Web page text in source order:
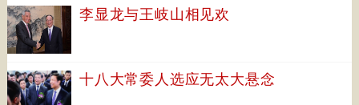
李显龙与王岐山相见欢
十八大常委人选应无太大悬念